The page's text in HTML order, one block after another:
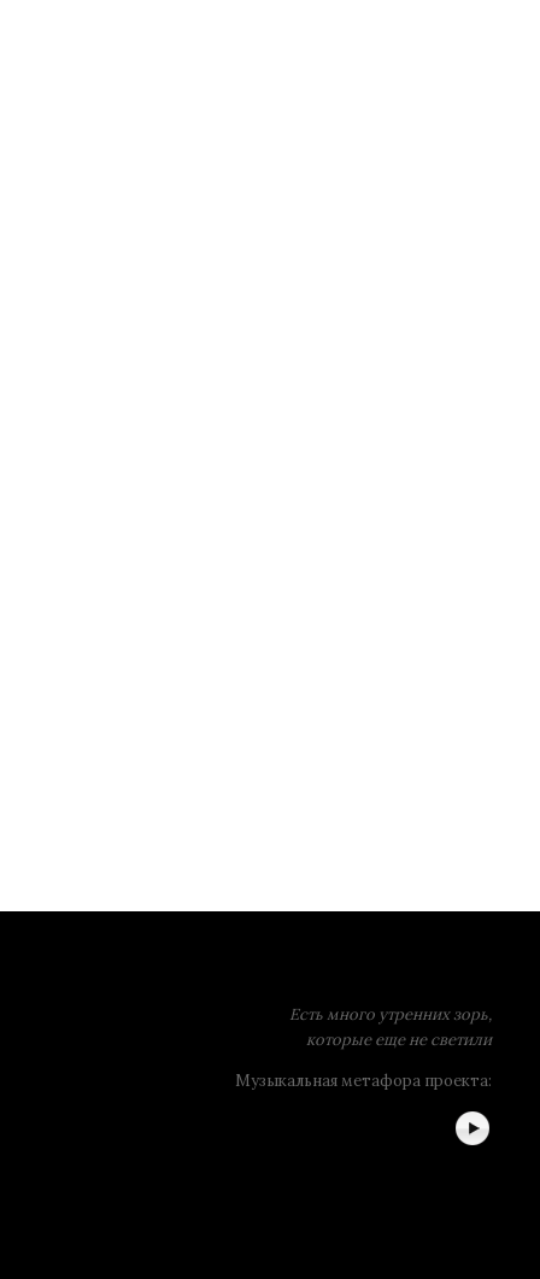
Есть много утренних зорь,
которые еще не светили
Музыкальная метафора проекта: